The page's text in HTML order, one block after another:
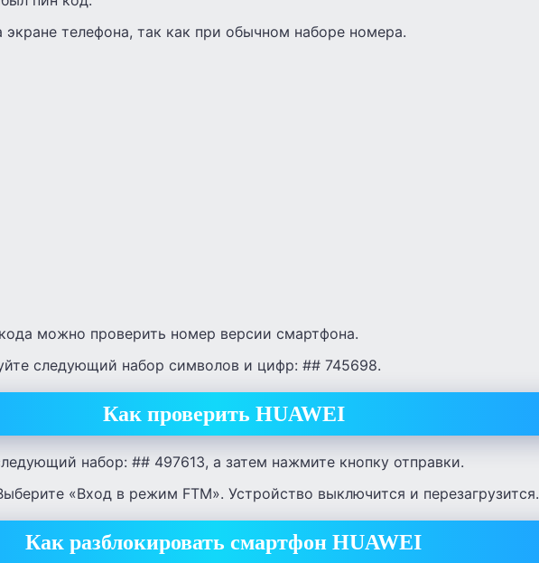
телефона, так как при обычном наборе номера.
можно проверить номер версии смартфона.
следующий набор символов и цифр: ## 745698.
Как проверить HUAWEI
набор: ## 497613, а затем нажмите кнопку отправки.
«Вход в режим FTM». Устройство выключится и перезагрузится.
Как разблокировать смартфон HUAWEI